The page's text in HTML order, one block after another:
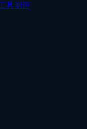
具测评